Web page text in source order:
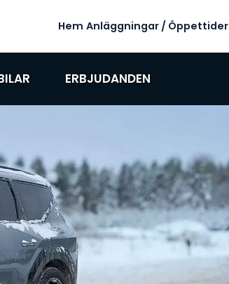
Hem Anläggningar / Öppettider
ERBJUDANDEN